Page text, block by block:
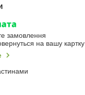
замовлення
на вашу картку